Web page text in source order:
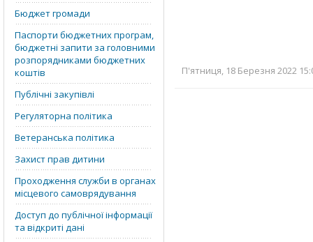
Бюджет громади
Паспорти бюджетних програм,
бюджетні запити за головними
розпорядниками бюджетних
коштів
Публічні закупівлі
Регуляторна політика
Ветеранська політика
Захист прав дитини
Проходження служби в органах
місцевого самоврядування
Доступ до публічної інформації
та відкриті дані
П'ятниця, 18 Березня 2022